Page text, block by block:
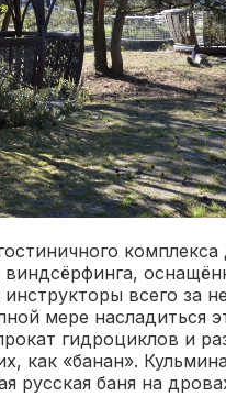
комплекса
всего за
мере насладиться
гидроциклов и
как «банан».
русская баня на